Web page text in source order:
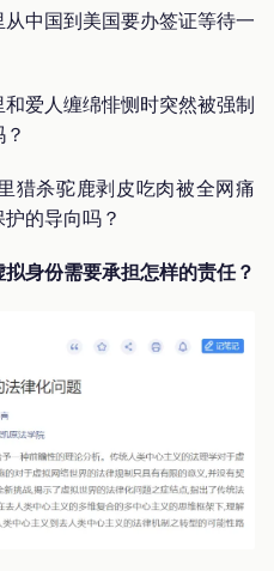
中国到美国要办签证等待一
爱人缠绵悱恻时突然被强制
猎杀驼鹿剥皮吃肉被全网痛
的导向吗？
身份需要承担怎样的责任？